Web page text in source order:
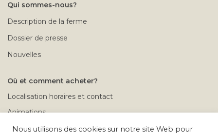
Qui sommes-nous?
Description de la ferme
Dossier de presse
Nouvelles
Où et comment acheter?
Localisation horaires et contact
Animations
Rendez-vous à la ferme
Nous utilisons des cookies sur notre site Web pour